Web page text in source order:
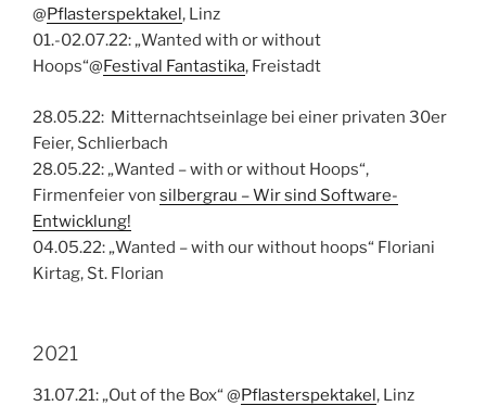
@Pflasterspektakel , Linz
01.-02.07.22: „Wanted with or without
Hoops“@Festival Fantastika, Freistadt
28.05.22: Mitternachtseinlage bei einer privaten 30er
Feier, Schlierbach
28.05.22: „Wanted – with or without Hoops“,
Firmenfeier von silbergrau – Wir sind Software-
Entwicklung!
04.05.22: „Wanted – with our without hoops“ Floriani
Kirtag, St. Florian
2021
31.07.21: „Out of the Box“ @Pflasterspektakel, Linz